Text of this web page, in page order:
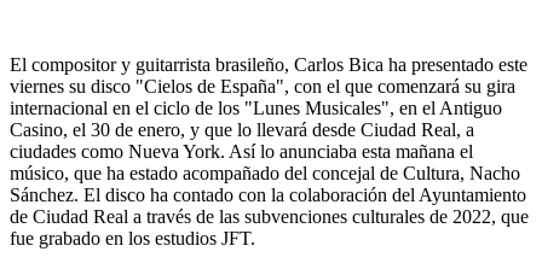
El compositor y guitarrista brasileño, Carlos Bica ha presentado este
viernes su disco "Cielos de España", con el que comenzará su gira
internacional en el ciclo de los "Lunes Musicales", en el Antiguo
Casino, el 30 de enero, y que lo llevará desde Ciudad Real, a
ciudades como Nueva York. Así lo anunciaba esta mañana el
músico, que ha estado acompañado del concejal de Cultura, Nacho
Sánchez. El disco ha contado con la colaboración del Ayuntamiento
de Ciudad Real a través de las subvenciones culturales de 2022, que
fue grabado en los estudios JFT.